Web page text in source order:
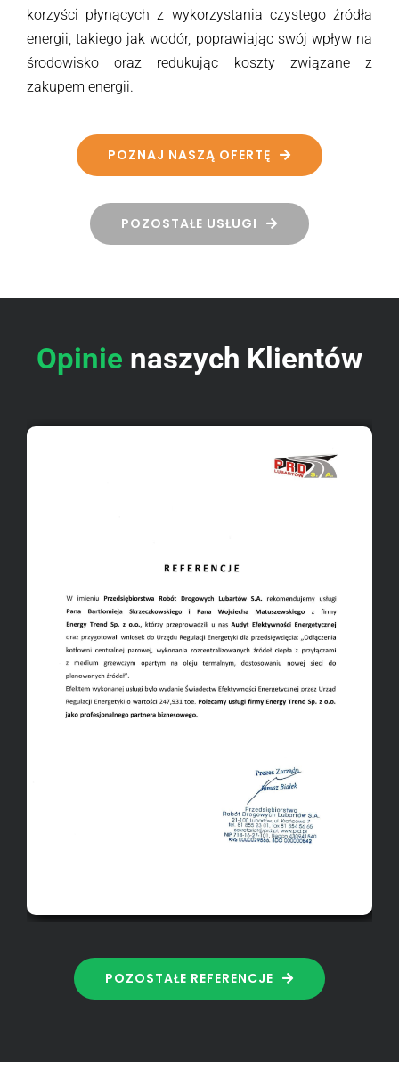
korzyści płynących z wykorzystania czystego źródła
energii, takiego jak wodór, poprawiając swój wpływ na
środowisko oraz redukując koszty związane z
zakupem energii.
POZNAJ NASZĄ OFERTĘ
POZOSTAŁE USŁUGI
Opinie naszych Klientów
POZOSTAŁE REFERENCJE